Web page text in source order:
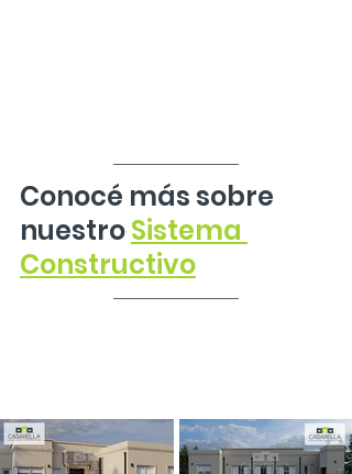
Conocé más sobre
nuestro Sistema
Constructivo